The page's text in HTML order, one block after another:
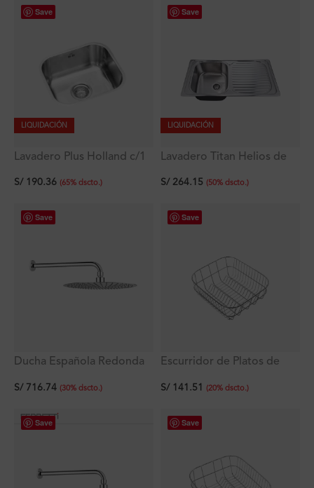
Save
LIQUIDACIÓN
Lavadero Plus Holland c/1
rebose 38×33×18 cm
S/ 190.36 (65% dscto.)
Save
LIQUIDACIÓN
Lavadero Titan Helios de
rebose y escurridor
S/264.15 (50% dscto.)
Save
Ducha Española Redonda
Redondo de 40cm
S/ 716.74 (30% dscto.)
Save
Escurridor de Platos de
32.5 x 16 cm
S/141.51 (20% dscto.)
Save Save